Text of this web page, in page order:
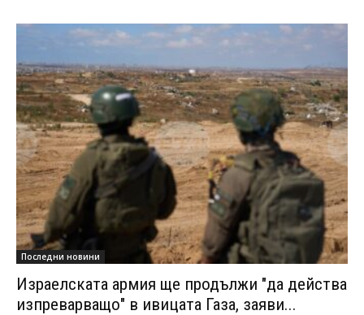
Последни новини
Израелската армия ще продължи "да действа
изпреварващо" в ивицата Газа, заяви...